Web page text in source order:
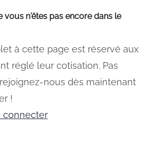
vous n'êtes pas encore dans le
à cette page est réservé aux
réglé leur cotisation. Pas
nous dès maintenant
!
connecter